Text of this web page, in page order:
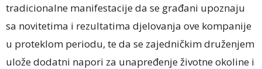
tradicionalne manifestacije da se građani upoznaju
sa novitetima i rezultatima djelovanja ove kompanije
u proteklom periodu, te da se zajedničkim druženjem
ulože dodatni napori za unapređenje životne okoline i